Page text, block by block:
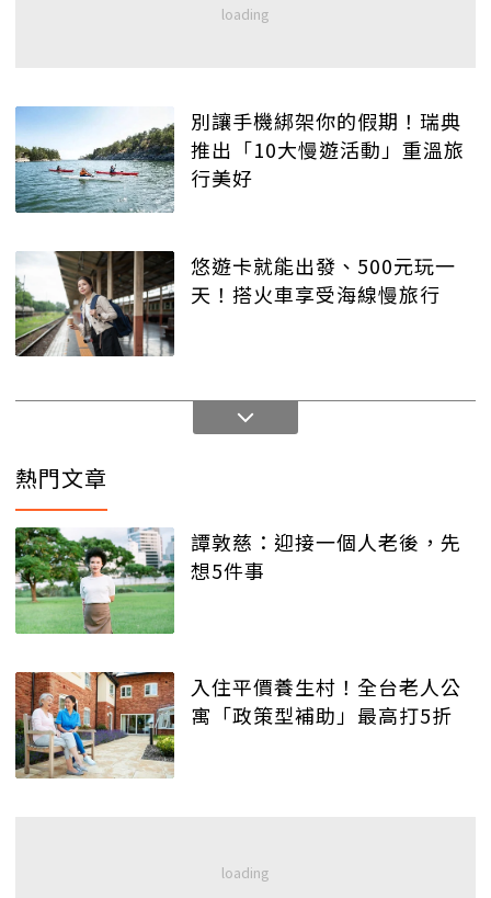
別讓手機綁架你的假期！瑞典
推出「10大慢遊活動」重溫旅
行美好
悠遊卡就能出發、500元玩一
天！搭火車享受海線慢旅行
熱門文章
譚敦慈：迎接一個人老後，先
想5件事
入住平價養生村！全台老人公
寓「政策型補助」最高打5折